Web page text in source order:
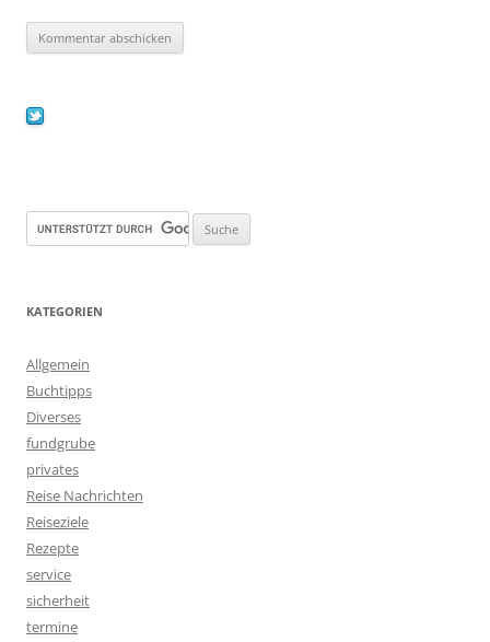
KATEGORIEN
Allgemein
Buchtipps
Diverses
fundgrube
privates
Reise Nachrichten
Reiseziele
Rezepte
service
sicherheit
termine